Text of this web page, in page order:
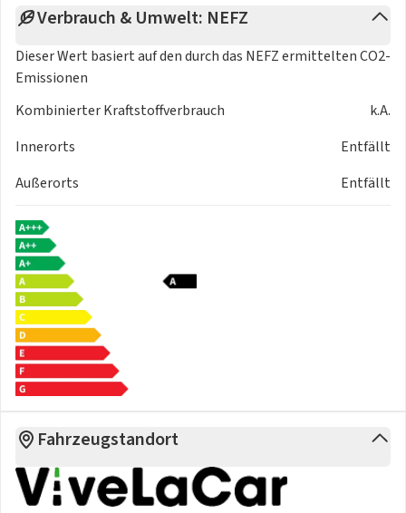
Verbrauch & Umwelt: NEFZ
Dieser Wert basiert auf den durch das NEFZermittelten CO2-
Emissionen
Kombinierter Kraftstoffverbrauch
k.A.
Innerorts
Entfällt
Außerorts
Entfällt
Fahrzeugstandort